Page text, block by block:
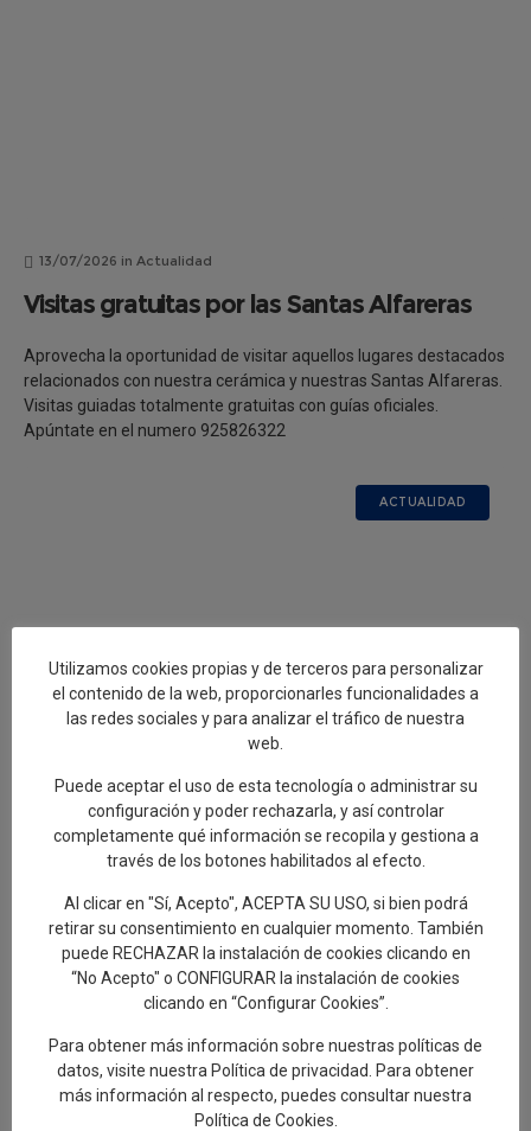
13/07/2026 in Actualidad
Visitas gratuitas por las Santas Alfareras
Aprovecha la oportunidad de visitar aquellos lugares destacados
relacionados con nuestra cerámica y nuestras Santas Alfareras.
Visitas guiadas totalmente gratuitas con guías oficiales.
Apúntate en el numero 925826322
ACTUALIDAD
29/06/2026 in Actualidad
Cientos de personas disfrutan de una
nueva edición de ‘La Barrada’
Cientos de personas se han dado cita este domingo, 28 de junio,
en el Parque Tierno Galván para participar en las actividades que
desde la Asociación de Vecinos Fray Hernando
ACTUALIDAD
Utilizamos cookies propias y de terceros para personalizar
el contenido de la web, proporcionarles funcionalidades a
las redes sociales y para analizar el tráfico de nuestra
web.
Puede aceptar el uso de esta tecnología o administrar su
configuración y poder rechazarla, y así controlar
completamente qué información se recopila y gestiona a
través de los botones habilitados al efecto.
Al clicar en "Sí, Acepto", ACEPTA SU USO, si bien podrá
retirar su consentimiento en cualquier momento. También
puede RECHAZAR la instalación de cookies clicando en
“No Acepto" o CONFIGURAR la instalación de cookies
clicando en “Configurar Cookies”.
Para obtener más información sobre nuestras políticas de
datos, visite nuestra Política de privacidad
. Para obtener
más información al respecto, puedes consultar nuestra
Política de Cookies